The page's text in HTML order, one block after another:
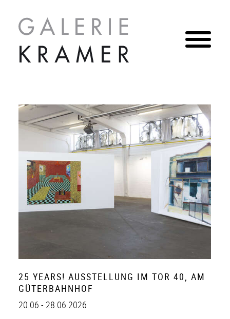
25 YEARS! AUSSTELLUNG IM TOR 40, AM
GÜTERBAHNHOF
20.06 - 28.06.2026